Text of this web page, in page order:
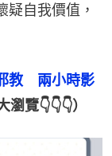
自我價值，
教　兩小時影
瀏覽👇👇👇）